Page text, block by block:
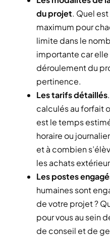
du projet. Quel
maximum pour
limite dans le
importante car elle
déroulement du
pertinence.
Les tarifs détaillés
calculés au forfait
est le temps
horaire ou
et à combien
les achats
Les postes
humaines sont
de votre projet ?
pour vous au sein
de conseil et de